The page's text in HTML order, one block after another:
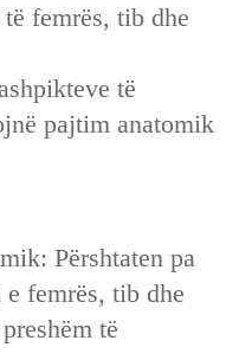
femrës, tib dhe
të
pajtim anatomik
Përshtaten pa
femrës, tib dhe
të